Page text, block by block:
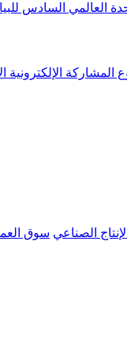
العالمي السادس للبيانات
المشاركة الإلكترونية
الإنتاج الصناعي سوق